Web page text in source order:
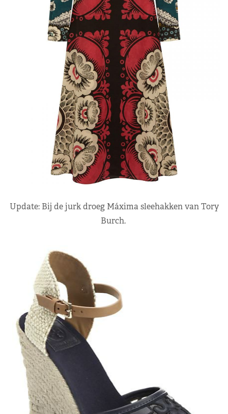
Update: Bij de jurk droeg Máxima sleehakken van Tory
Burch.